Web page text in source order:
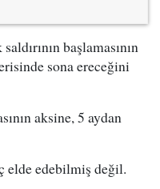
başlamasının
sona ereceğini
aksine, 5 aydan
elde edebilmiş değil.